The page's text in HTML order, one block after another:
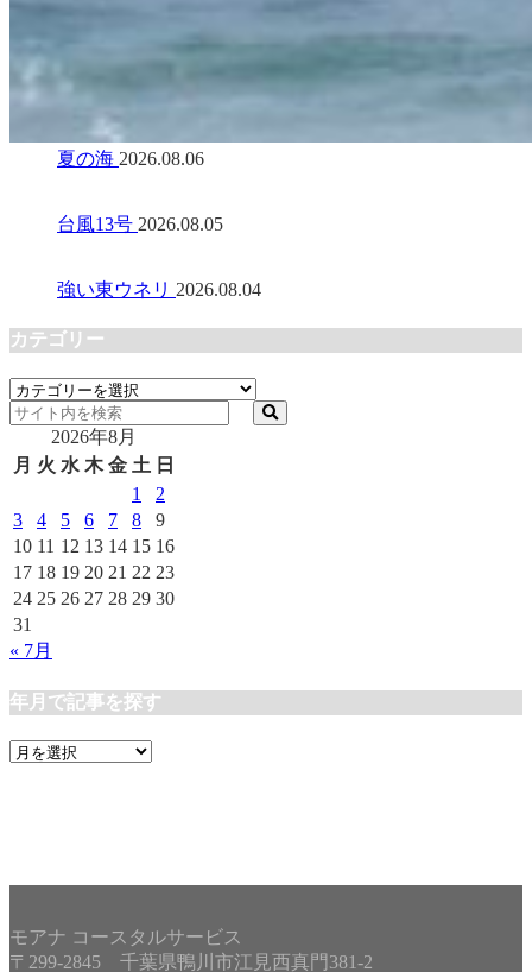
夏の海 2026.08.06
台風13号 2026.08.05
強い東ウネリ 2026.08.04
カテゴリー
カ
テ
リ
2026年8月
月 火 水 木 金 土 日
1
2
3
4 5 6 7 8
9
10 11 12 13 14 15 16
17 18 19 20 21 22 23
24 25 26 27 28 29 30
31
« 7月
年月で記事を探す
年
モアナ コースタルサービス
〒299-2845 千葉県鴨川市江見西真門381-2